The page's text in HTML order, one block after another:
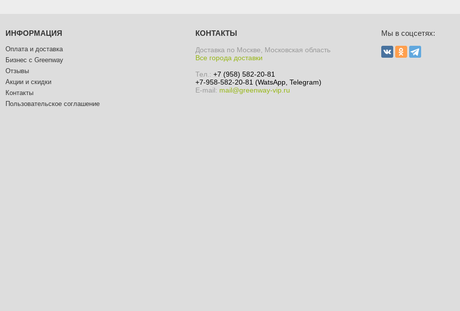
ИНФОРМАЦИЯ
Оплата и доставка
Бизнес с Greenway
Отзывы
Акции и скидки
Контакты
Пользовательское соглашение
КОНТАКТЫ
Доставка по Москве, Московская область
Все города доставки
Тел.:+7 (958) 582-20-81
+7-958-582-20-81 (WatsApp, Telegram)
E-mail: mail@greenway-vip.ru
Мы в соцсетях: